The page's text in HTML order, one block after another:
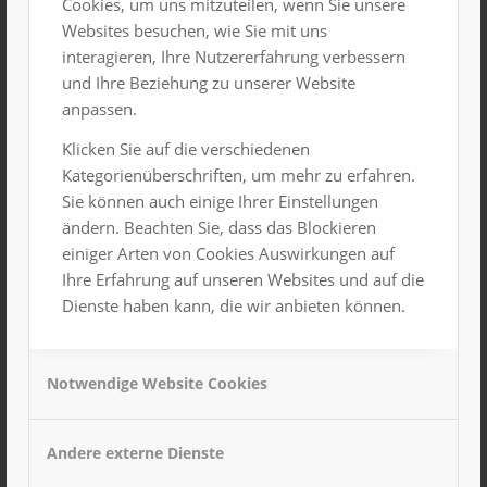
Cookies, um uns mitzuteilen, wenn Sie unsere
Websites besuchen, wie Sie mit uns
interagieren, Ihre Nutzererfahrung verbessern
und Ihre Beziehung zu unserer Website
anpassen.
Klicken Sie auf die verschiedenen
Kategorienüberschriften, um mehr zu erfahren.
Sie können auch einige Ihrer Einstellungen
ändern. Beachten Sie, dass das Blockieren
einiger Arten von Cookies Auswirkungen auf
Ihre Erfahrung auf unseren Websites und auf die
Dienste haben kann, die wir anbieten können.
Notwendige Website Cookies
Andere externe Dienste
European Outdoor Film Tour 2024
Hervorgehoben
15. Januar 2025, 19:00 Uhr-22:00 Uhr
Großer Saal